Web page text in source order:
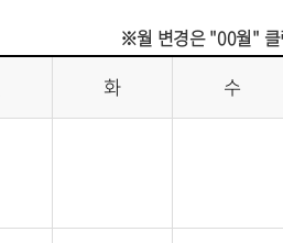
※월 변경은 "00월"
화 수